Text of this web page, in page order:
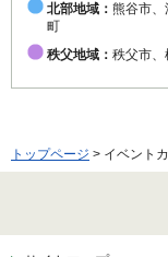
北部地域： 熊谷市、
町
秩父地域： 秩父市、
トップページ > イベント